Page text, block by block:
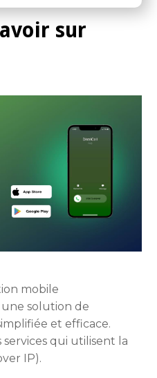
sur
mobile
solution de
et efficace.
qui utilisent la
IP).